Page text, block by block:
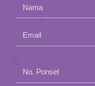
Nama
Email
leave
No. Ponsel